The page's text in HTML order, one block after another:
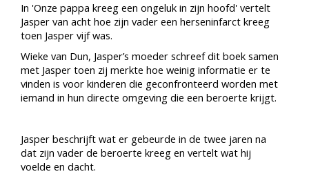
In 'Onze pappa kreeg een ongeluk in zijn hoofd' vertelt
Jasper van acht hoe zijn vader een herseninfarct kreeg
toen Jasper vijf was.
Wieke van Dun, Jasper’s moeder schreef dit boek samen
met Jasper toen zij merkte hoe weinig informatie er te
vinden is voor kinderen die geconfronteerd worden met
iemand in hun directe omgeving die een beroerte krijgt.
Jasper beschrijft wat er gebeurde in de twee jaren na
dat zijn vader de beroerte kreeg en vertelt wat hij
voelde en dacht.